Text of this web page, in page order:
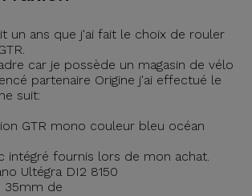
un ans que j'ai fait le choix de rouler
car je possède un magasin de vélo
partenaire Origine j'ai effectué le
suit:
GTR mono couleur bleu océan
intégré fournis lors de mon achat.
Ultégra DI2 8150
35mm de